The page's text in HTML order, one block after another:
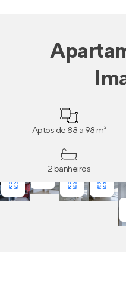
Aptos de 88 a 98 m²
2 banheiros